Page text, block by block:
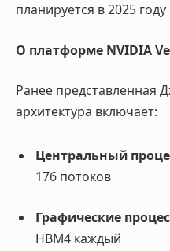
планируется в 2025 году
О платформе NVIDIA
Ранее представленная
архитектура включает:
Центральный
176 потоков
Графические
HBM4 каждый